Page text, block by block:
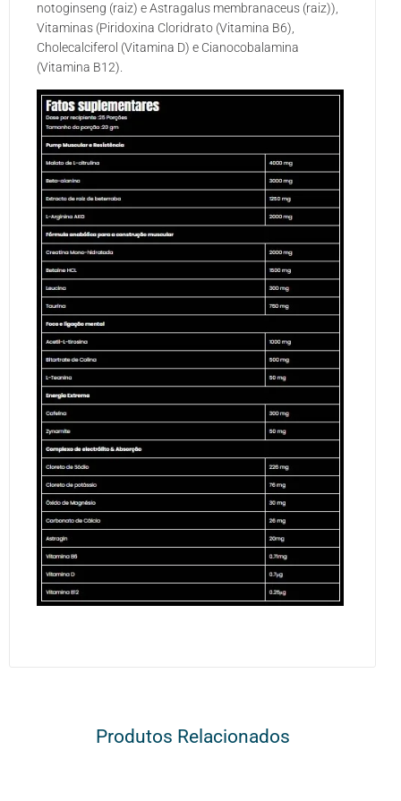
notoginseng (raiz) e Astragalus membranaceus (raiz)),
Vitaminas (Piridoxina Cloridrato (Vitamina B6),
Cholecalciferol (Vitamina D) e Cianocobalamina
(Vitamina B12).
Produtos Relacionados